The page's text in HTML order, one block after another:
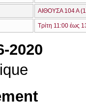
ΑΙΘΟΥΣΑ 104 Α
Τρίτη 11:00 έως
2020